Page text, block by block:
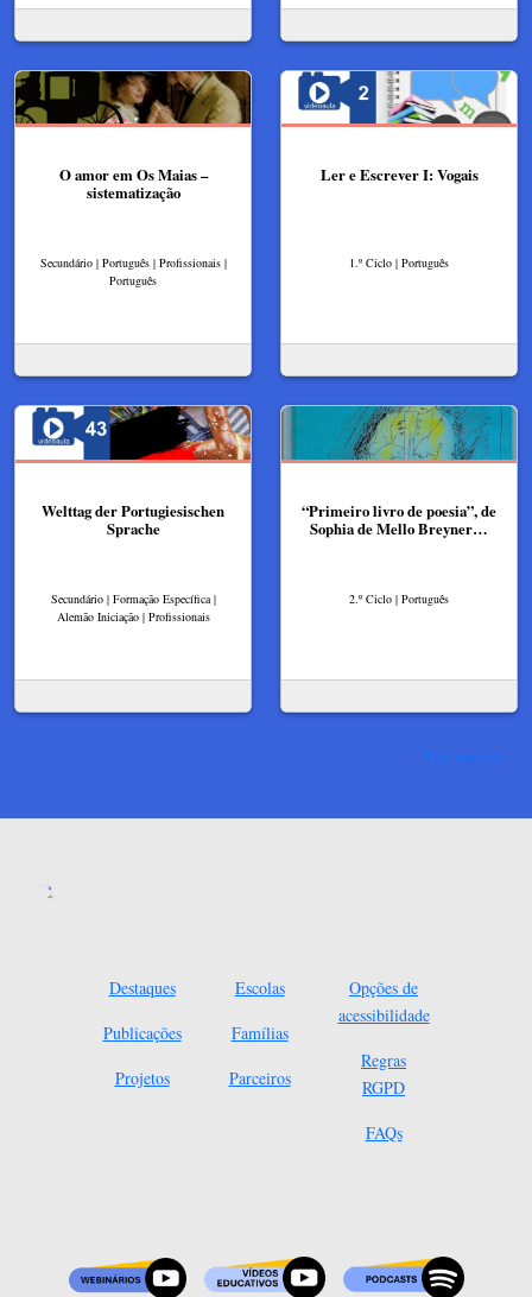
O amor em Os Maias –
sistematização
Secundário | Português | Profissionais |
Português
Ler e Escrever I: Vogais
1.º Ciclo | Português
Welttag der Portugiesischen
Sprache
Secundário | Formação Específica |
Alemão Iniciação | Profissionais
“Primeiro livro de poesia”, de
Sophia de Mello Breyner…
2.º Ciclo | Português
Ver mais
Destaques
Publicações
Projetos
Escolas
Famílias
Parceiros
Opções de
acessibilidade
Regras
RGPD
FAQs